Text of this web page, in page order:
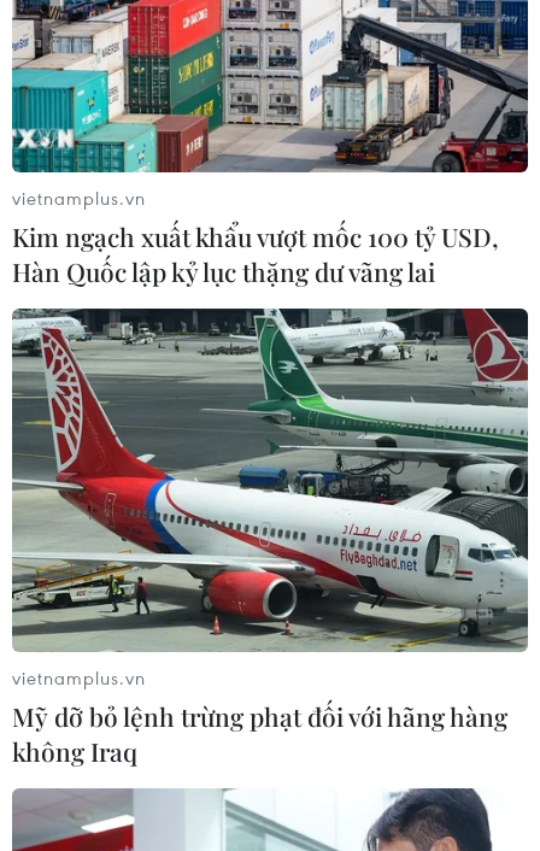
TIN LIÊN QUAN
Điều trị cho bé trai 2 tháng tuổi mắc bệnh
da vảy cá hiếm gặp
09/09/2018 08:32
Các bác sỹ Bệnh viện Nhi đồng Đồng Nai đang điều trị
cho một bé trai 2 tháng tuổi mắc bệnh Harlequin
ichthyosis (bệnh biến da người thành vảy cá) cực kỳ
hiếm gặp.
vietnamplus.vn
Kim ngạch xuất khẩu vượt mốc 100 tỷ USD,
Hàn Quốc lập kỷ lục thặng dư vãng lai
vietnamplus.vn
Mỹ dỡ bỏ lệnh trừng phạt đối với hãng hàng
không Iraq